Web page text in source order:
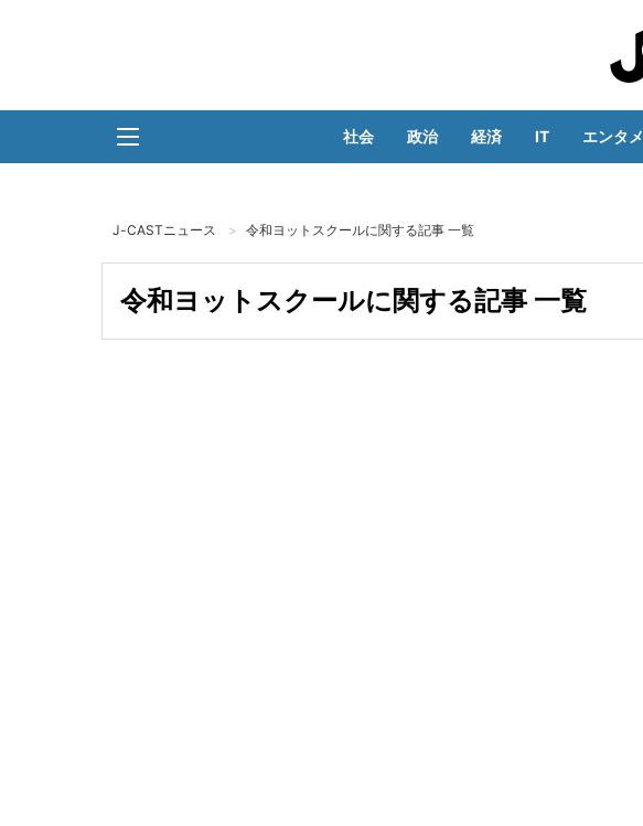
社会 政治 経済 IT エンタメ
J-CASTニュース 令和ヨットスクールに関する記事 一覧
令和ヨットスクールに関する記事 一覧